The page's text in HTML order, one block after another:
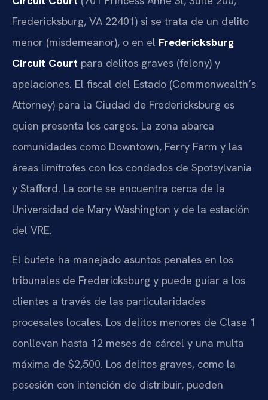
Fredericksburg, VA 22401) si se trata de un delito
menor (misdemeanor), o en el Fredericksburg
Circuit Court para delitos graves (felony) y
apelaciones. El fiscal del Estado (Commonwealth’s
Attorney) para la Ciudad de Fredericksburg es
quien presenta los cargos. La zona abarca
comunidades como Downtown, Ferry Farm y las
áreas limítrofes con los condados de Spotsylvania
y Stafford. La corte se encuentra cerca de la
Universidad de Mary Washington y de la estación
del VRE.
El bufete ha manejado asuntos penales en los
tribunales de Fredericksburg y puede guiar a los
clientes a través de las particularidades
procesales locales. Los delitos menores de Clase 1
conllevan hasta 12 meses de cárcel y una multa
máxima de $2,500. Los delitos graves, como la
posesión con intención de distribuir, pueden